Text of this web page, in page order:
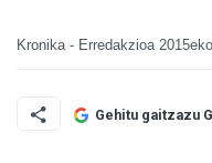
Kronika - Erredakzioa
Gehitu gaitzazu